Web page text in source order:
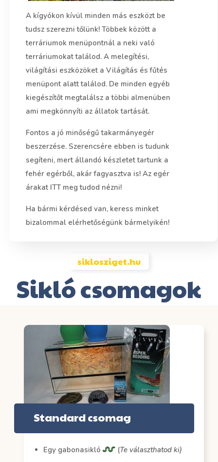
A kígyókon kívül minden más eszközt be
tudsz szerezni tőlünk! Többek között a
terráriumok menüpontnál a neki való
terráriumokat találod. A melegítési,
világítási eszközöket a Világítás és fűtés
menüpont alatt találod. De minden egyéb
kiegészítőt megtalálsz a többi almenüben
ami megkönnyíti az állatok tartását.
Fontos a jó minőségű takarmányegér
beszerzése. Szerencsére ebben is tudunk
segíteni, mert állandó készletet tartunk a
fehér egérből, akár fagyasztva is! Az egér
árakat ITT meg tudod nézni!
Ha bármi kérdésed van, keress minket
bizalommal elérhetőségünk bármelyikén!
siklosziget.hu
Sikló csomagok
Standard csomag
Egy gabonasikló (Te választhatod ki)